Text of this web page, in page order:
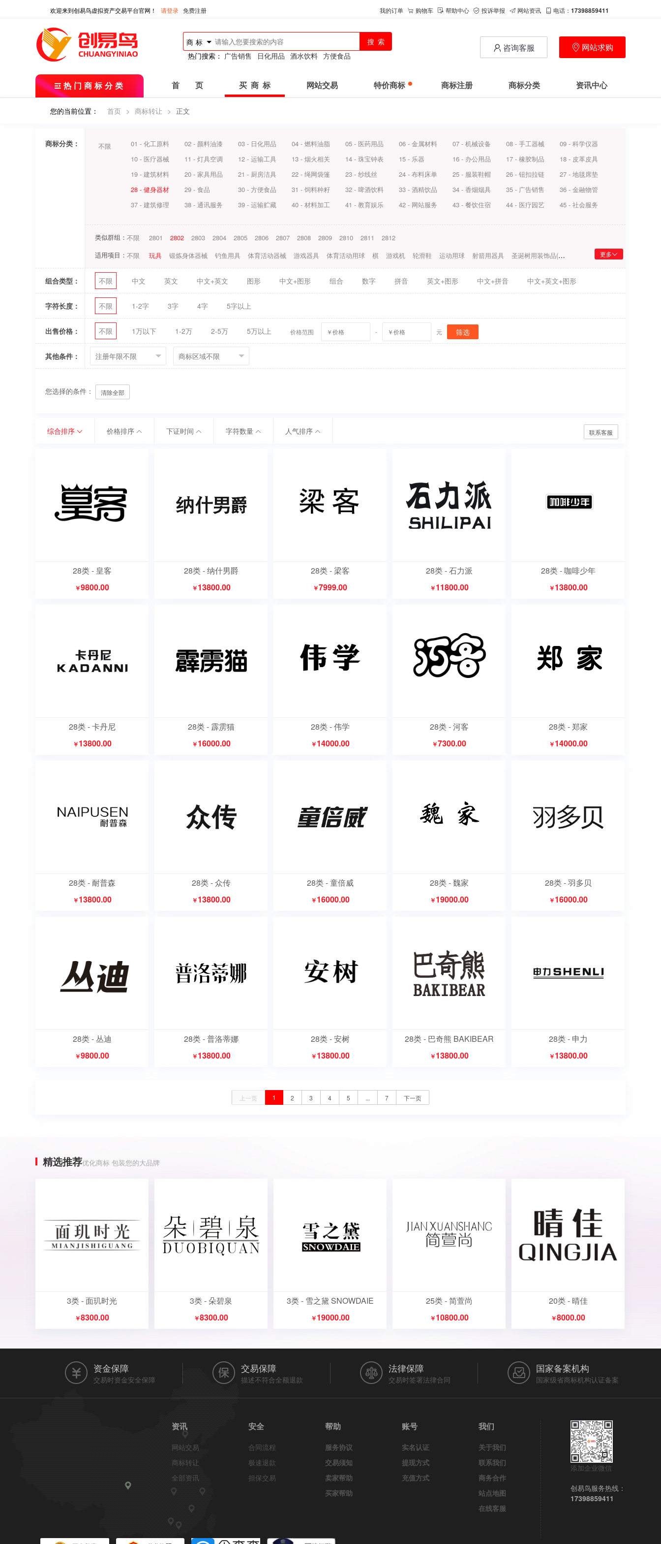
欢迎来到创易鸟虚拟资产交易平台官网！ 请登录 免费注册 我的订单 购物车 帮助中心 投诉举报 网站资讯 电话： 17398859411
商标
热门搜索： 广告销售 日化用品 酒水饮料 方便食品
咨询客服 网站求购
热门商标分类 首 页 买 商 标 网站交易 特价商标 商标注册 商标分类 资讯中心
您的当前位置： 首页 > 商标转让 > 正文
商标分类： 不限 01 - 化工原料 02 - 颜料油漆 03 - 日化用品 04 - 燃料油脂 05 - 医药用品 06 - 金属材料 07 - 机械设备 08 - 手工器械
09 - 科学仪器
10 - 医疗器械
11 - 灯具空调 12 - 运输工具 13 - 烟火相关 14 - 珠宝钟表 15 - 乐器 16 - 办公用品 17 - 橡胶制品
18 - 皮革皮具
19 - 建筑材料
20 - 家具用品 21 - 厨房洁具 22 - 绳网袋篷 23 - 纱线丝 24 - 布料床单 25 - 服装鞋帽 26 - 钮扣拉链
27 - 地毯席垫
28 - 健身器材
29 - 食品 30 - 方便食品 31 - 饲料种籽 32 - 啤酒饮料 33 - 酒精饮品 34 - 香烟烟具 35 - 广告销售
36 - 金融物管
37 - 建筑修理
38 - 通讯服务 39 - 运输贮藏 40 - 材料加工 41 - 教育娱乐 42 - 网站服务 43 - 餐饮住宿 44 - 医疗园艺 45 - 社会服务
类似群组： 不限 2801 2802 2803 2804 2805 2806 2807 2808 2809 2810 2811
2812
适用项目： 不限 玩具 锻炼身体器械 钓鱼用具 体育活动器械 游戏器具 体育活动用球 棋 游戏机 轮滑鞋 运动用球 射箭用器具 圣诞树用装饰品(照明用物品和糖果除外) 更多
组合类型： 不限 中文 英文 中文+英文 图形 中文+图形 组合 数字 拼音 英文+图形 中文+拼音 中文+英文+图形
字符长度： 不限 1-2字 3字 4字 5字以上
出售价格： 不限 1万以下 1-2万 2-5万 5万以上 价格范围 - 元 筛选
其他条件：
您选择的条件： 清除全部
综合排序 价格排序 下证时间 字符数量 人气排序 联系客服
28类 - 皇客
￥9800.00
28类 - 纳什男爵
￥13800.00
28类 - 梁客
￥7999.00
28类 - 石力派
￥11800.00
28类 - 咖啡少年
￥13800.00
28类 - 卡丹尼
￥13800.00
28类 - 霹雳猫
￥16000.00
28类 - 伟学
￥14000.00
28类 - 河客
￥7300.00
28类 - 郑家
￥14000.00
28类 - 耐普森
￥13800.00
28类 - 众传
￥13800.00
28类 - 童倍威
￥16000.00
28类 - 魏家
￥19000.00
28类 - 羽多贝
￥16000.00
28类 - 丛迪
￥9800.00
28类 - 普洛蒂娜
￥13800.00
28类 - 安树
￥13800.00
28类 - 巴奇熊 BAKIBEAR
￥13800.00
28类 - 申力
￥13800.00
上一页 1 2 3 4 5 ... 7 下一页
精选推荐优化商标 包装您的大品牌
3类 - 面玑时光
￥8300.00
3类 - 朵碧泉
￥8300.00
3类 - 雪之黛 SNOWDAIE
￥19000.00
25类 - 简萱尚
￥10800.00
20类 - 晴佳
￥8000.00
资金保障
交易时资金安全保障
交易保障
描述不符合全额退款
法律保障
交易时签署法律合同
国家备案机构
国家级省商标机构认证备案
资讯
网站交易
商标转让
全部资讯
安全
合同流程
极速退款
担保交易
帮助
服务协议
交易须知
卖家帮助
买家帮助
账号
实名认证
提现方式
充值方式
我们
关于我们
联系我们
商务合作
站点地图
在线客服
添加企业微信
创易鸟服务热线：
17398859411